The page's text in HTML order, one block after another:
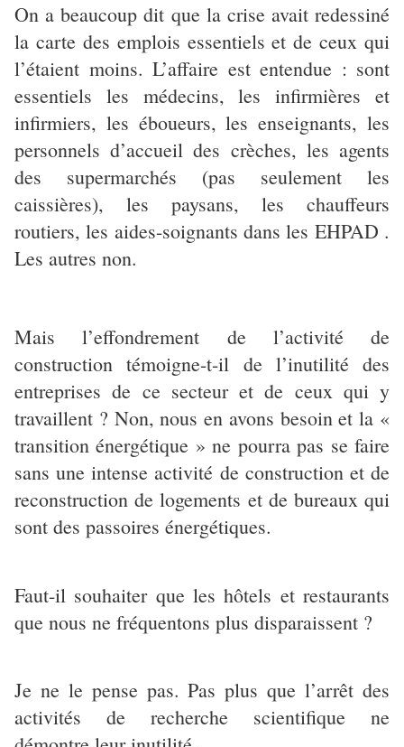
On a beaucoup dit que la crise avait redessiné
la carte des emplois essentiels et de ceux qui
l’étaient moins. L’affaire est entendue : sont
essentiels les médecins, les infirmières et
infirmiers, les éboueurs, les enseignants, les
personnels d’accueil des crèches, les agents
des supermarchés (pas seulement les
caissières), les paysans, les chauffeurs
routiers, les aides-soignants dans les EHPAD .
Les autres non.
Mais l’effondrement de l’activité de
construction témoigne-t-il de l’inutilité des
entreprises de ce secteur et de ceux qui y
travaillent ? Non, nous en avons besoin et la «
transition énergétique » ne pourra pas se faire
sans une intense activité de construction et de
reconstruction de logements et de bureaux qui
sont des passoires énergétiques.
Faut-il souhaiter que les hôtels et restaurants
que nous ne fréquentons plus disparaissent ?
Je ne le pense pas. Pas plus que l’arrêt des
activités de recherche scientifique ne